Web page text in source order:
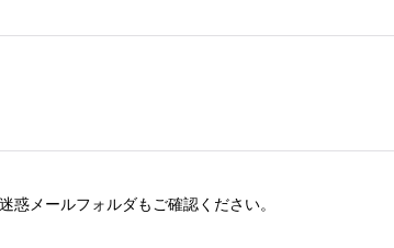
メールフォルダもご確認ください。